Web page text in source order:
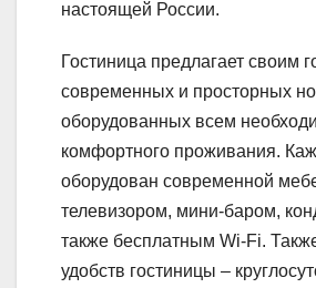
настоящей России.
Гостиница предлагает своим
современных и просторных
оборудованных всем
комфортного проживания.
оборудован современной
телевизором, мини-баром,
также бесплатным Wi-Fi.
удобств гостиницы –